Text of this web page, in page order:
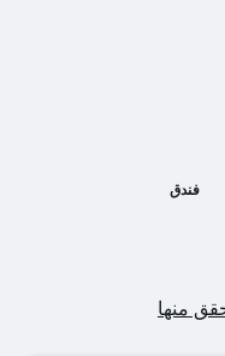
فندق